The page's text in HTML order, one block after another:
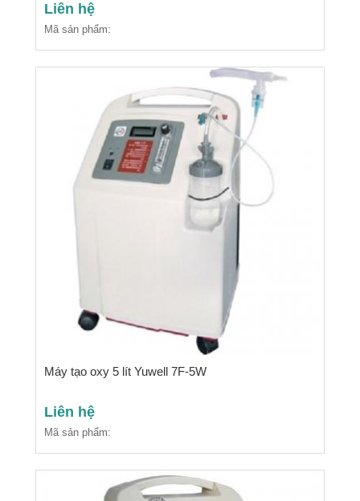
Liên hệ
Mã sản phẩm:
Máy tạo oxy 5 lít Yuwell 7F-5W
Liên hệ
Mã sản phẩm: